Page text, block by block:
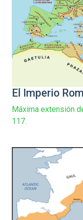
El Imperio
Máxima extensión
117.